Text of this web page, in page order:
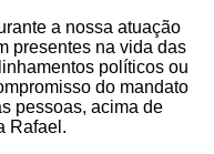
a nossa atuação
presentes na vida das
políticos ou
do mandato
pessoas, acima de
Rafael.